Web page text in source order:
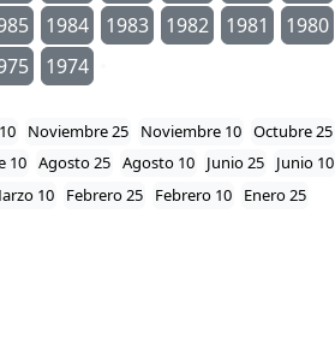
1984 1983 1982 1981 1980
1974
Noviembre 25 Noviembre 10 Octubre 25
10 Agosto 25 Agosto 10 Junio 25 Junio 10
10 Febrero 25 Febrero 10 Enero 25